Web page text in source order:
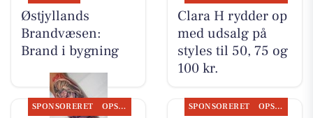
Østjyllands
Brandvæsen:
Brand i bygning
Clara H rydder op
med udsalg på
styles til 50, 75 og
100 kr.
SPONSORERET OPSLAGSTAVLEN SPONSORERET OPSLAGSTAVLEN